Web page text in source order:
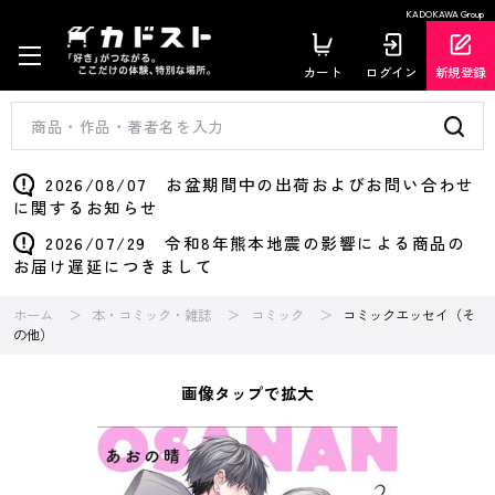
KADOKAWA Group
カート ログイン 新規登録
2026/08/07 お盆期間中の出荷およびお問い合わせ
に関するお知らせ
2026/07/29 令和8年熊本地震の影響による商品の
お届け遅延につきまして
ホーム 本・コミック・雑誌 コミック
コミックエッセイ（そ
の他）
画像タップで拡大